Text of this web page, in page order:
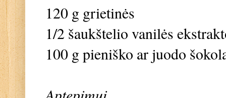
120 g grietinės
1/2 šaukštelio vanilės
100 g pieniško ar juodo